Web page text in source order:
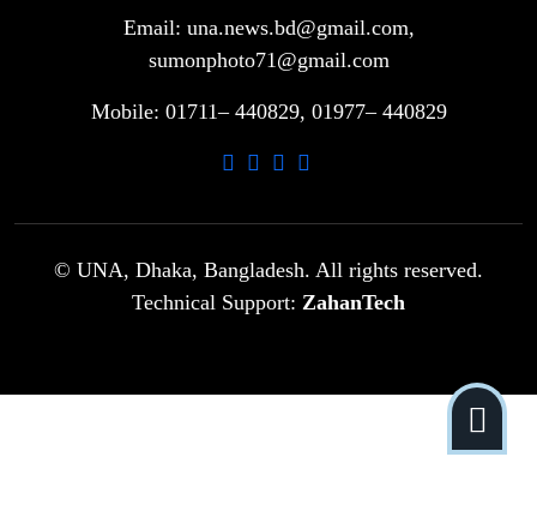
গাড়ি বিক্রির পর মালিকানা পরিবর্তনে কঠোর
আ.লীগ ও বিএনপির বিরুদ্ধে সমানভাবে
ঢাবিতে মাথায় কাঁঠাল পড়ে মালির মৃত্যু
Email: una.news.bd@gmail.com,
sumonphoto71@gmail.com
Mobile: 01711– 440829, 01977– 440829
© UNA, Dhaka, Bangladesh. All rights reserved.
Technical Support: ZahanTech